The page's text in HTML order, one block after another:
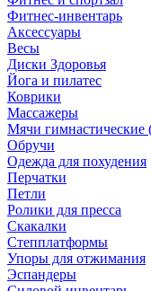
Фитнес-инвентарь
Аксессуары
Весы
Диски Здоровья
Йога и пилатес
Коврики
Массажеры
Мячи
Обручи
Одежда для похудения
Перчатки
Петли
Ролики для пресса
Скакалки
Степплатформы
Упоры для отжимания
Эспандеры